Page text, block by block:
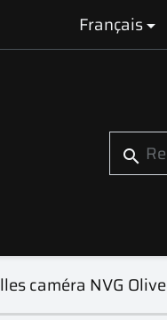
Français
search
caméra NVG Olive